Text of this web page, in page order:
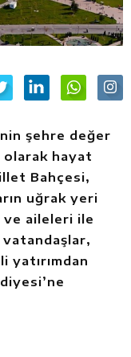
şehre değer
hayat
Bahçesi,
uğrak yeri
aileleri ile
yatırımdan